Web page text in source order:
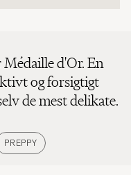
d'Or. En
og forsigtigt
de mest delikate.
PREPPY